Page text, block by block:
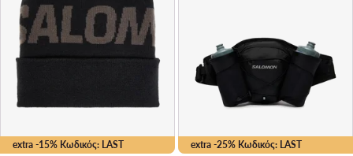
extra -15% Κωδικός: LAST extra -25% Κωδικός: LAST